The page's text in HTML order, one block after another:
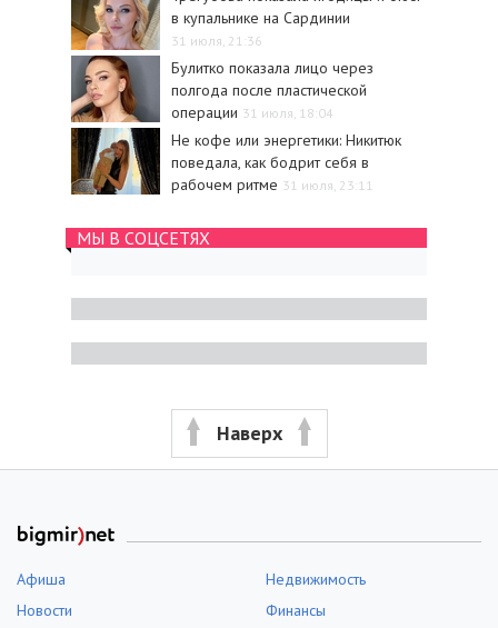
в купальнике на Сардинии
31 июля, 21:36
Булитко показала лицо через
полгода после пластической
операции 31 июля, 18:04
Не кофе или энергетики: Никитюк
поведала, как бодрит себя в
рабочем ритме 31 июля, 23:11
МЫ В СОЦСЕТЯХ
Наверх
Афиша
Недвижимость
Новости
Финансы